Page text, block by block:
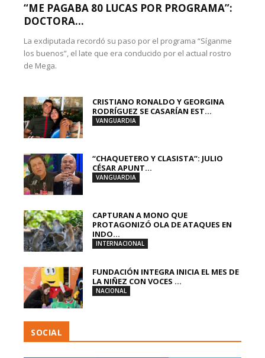
“ME PAGABA 80 LUCAS POR PROGRAMA”:
DOCTORA...
La exdiputada recordó su paso por el programa “Síganme
los buenos”, el late que era conducido por el actual rostro
de Mega.
CRISTIANO RONALDO Y GEORGINA
RODRÍGUEZ SE CASARÍAN EST...
VANGUARDIA
“CHAQUETERO Y CLASISTA”: JULIO
CÉSAR APUNT...
VANGUARDIA
CAPTURAN A MONO QUE
PROTAGONIZÓ OLA DE ATAQUES EN
INDO...
INTERNACIONAL
FUNDACIÓN INTEGRA INICIA EL MES DE
LA NIÑEZ CON VOCES ...
NACIONAL
SOCIAL